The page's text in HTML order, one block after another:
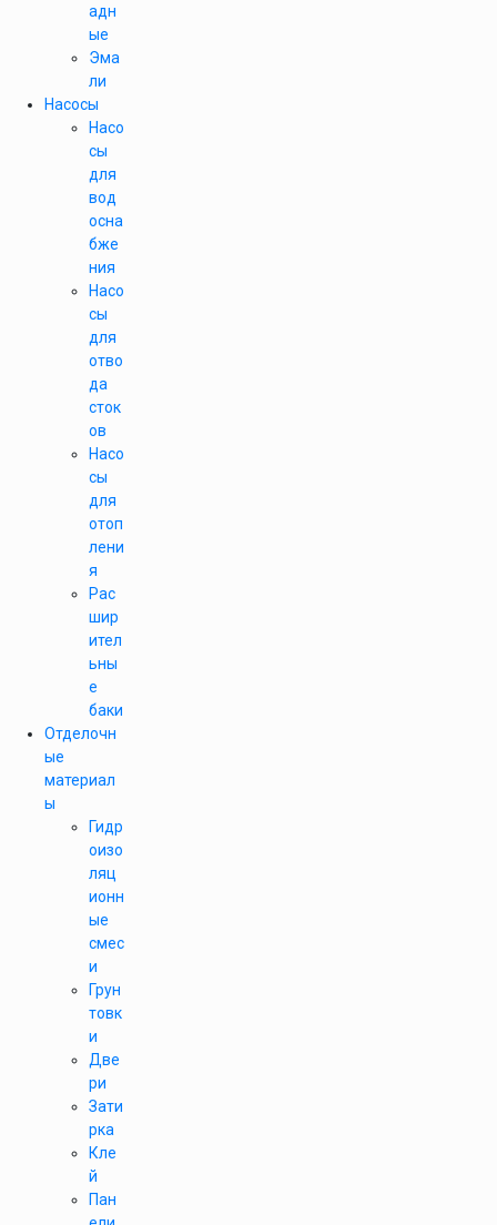
адн
ые
Эма
ли
Насосы
Насо
сы
для
вод
осна
бже
ния
Насо
сы
для
отво
да
сток
ов
Насо
сы
для
отоп
лени
я
Рас
шир
ител
ьны
е
баки
Отделочн
ые
материал
ы
Гидр
оизо
ляц
ионн
ые
смес
и
Грун
товк
и
Две
ри
Зати
рка
Кле
й
Пан